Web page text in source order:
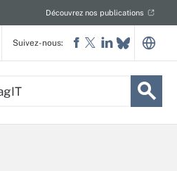
Découvrez nos publications
Suivez-nous: